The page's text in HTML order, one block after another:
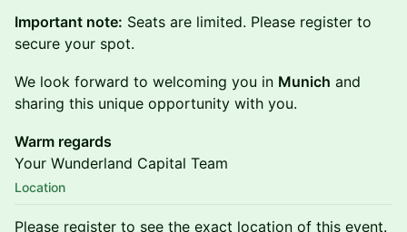
Important note: Seats are limited. Please register to
secure your spot.
We look forward to welcoming you in Munich and
sharing this unique opportunity with you.
Warm regards
Your Wunderland Capital Team
Location
Please register to see the exact location of this event.